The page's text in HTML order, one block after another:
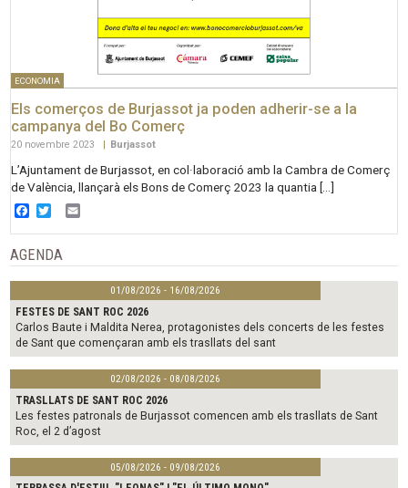
ECONOMIA
Els comerços de Burjassot ja poden adherir-se a la
campanya del Bo Comerç
20 novembre 2023 Burjassot
L’Ajuntament de Burjassot, en col·laboració amb la Cambra de Comerç
de València, llançarà els Bons de Comerç 2023 la quantia […]
Facebook
Twitter
AGENDA
01/08/2026 - 16/08/2026
FESTES DE SANT ROC 2026
Carlos Baute i Maldita Nerea, protagonistes dels concerts de les festes
de Sant que començaran amb els trasllats del sant
02/08/2026 - 08/08/2026
TRASLLATS DE SANT ROC 2026
Les festes patronals de Burjassot comencen amb els trasllats de Sant
Roc, el 2 d’agost
05/08/2026 - 09/08/2026